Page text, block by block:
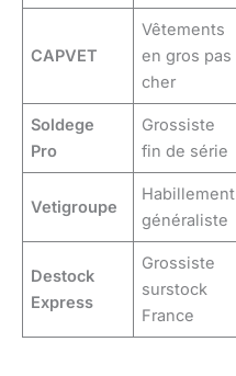
CAPVET
Vêtements
en gros pas
cher
Soldege
Pro
Grossiste
fin de série
Vetigroupe
Habillement
généraliste
Destock
Express
Grossiste
surstock
France